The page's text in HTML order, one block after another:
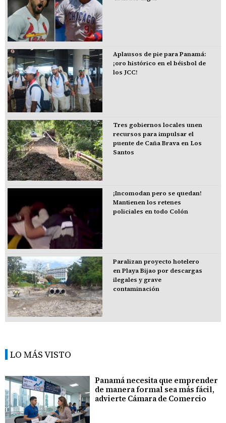
Aplausos de pie para Panamá:
¡oro histórico en el béisbol de
los JCC!
Tres gobiernos locales unen
recursos para impulsar el
puente de Caña Brava en Los
Santos
¡Incomodan pero se quedan!
Mantienen los retenes
policiales en todo Colón
Paralizan proyecto hotelero
en Playa Bijao por descargas
ilegales y grave
contaminación
LO MÁS VISTO
Panamá necesita que emprender
de manera formal sea más fácil,
advierte Cámara de Comercio